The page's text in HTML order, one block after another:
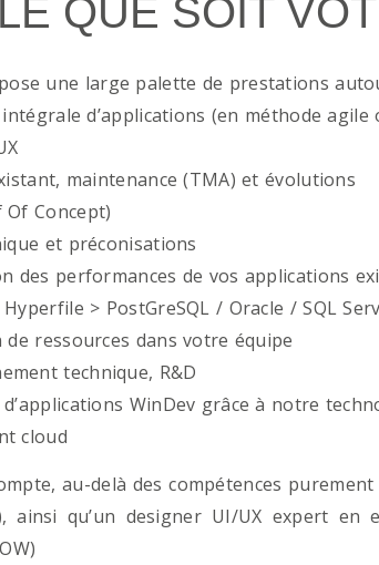
QUE SOIT
une large palette de prestations
d’applications (en méthode agile
maintenance (TMA) et évolutions
Concept)
et préconisations
des performances de vos applications
> PostGreSQL / Oracle / SQL
ressources dans votre équipe
technique, R&D
WinDev grâce à notre
cloud
au-delà des compétences
ainsi qu’un designer UI/UX expert